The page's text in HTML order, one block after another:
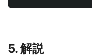
5. 解説